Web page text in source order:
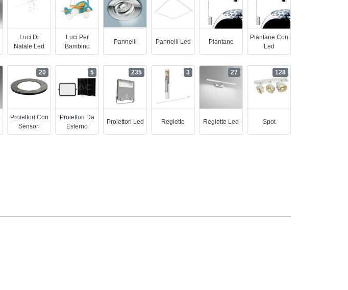
Luci Di
Natale Led
Luci Per
Bambino
Pannelli Pannelli Led Piantane
Piantane Con
Led
Proiettori Con
Sensori
20
Proiettori Da
Esterno
5
Proiettori Led
235
Reglette
3
Reglette Led
27
Spot
128